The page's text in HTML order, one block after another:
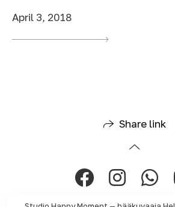
April 3, 2018
Share link